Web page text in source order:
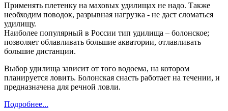
Применять плетенку на маховых удилищах не надо. Также
необходим поводок, разрывная нагрузка - не даст сломаться
удилищу.
Наиболее популярный в России тип удилища – болонское;
позволяет облавливать большие акватории, отлавливать
большие дистанции.
Выбор удилища зависит от того водоема, на котором
планируется ловить. Болонская снасть работает на течении, и
предназначена для речной ловли.
Подробнее...